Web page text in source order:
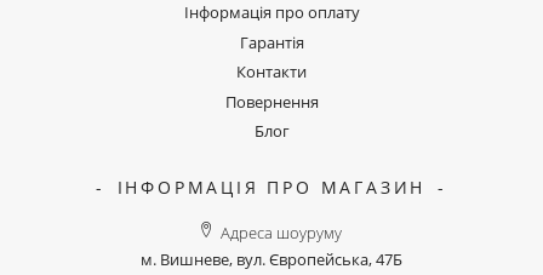
Інформація про оплату
Гарантія
Контакти
Повернення
Блог
ІНФОРМАЦІЯ ПРО МАГАЗИН
Адреса шоуруму
м. Вишневе, вул. Європейська, 47Б